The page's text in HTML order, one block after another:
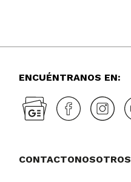
ENCUÉNTRANOS EN:
CONTACTONOSOTROS